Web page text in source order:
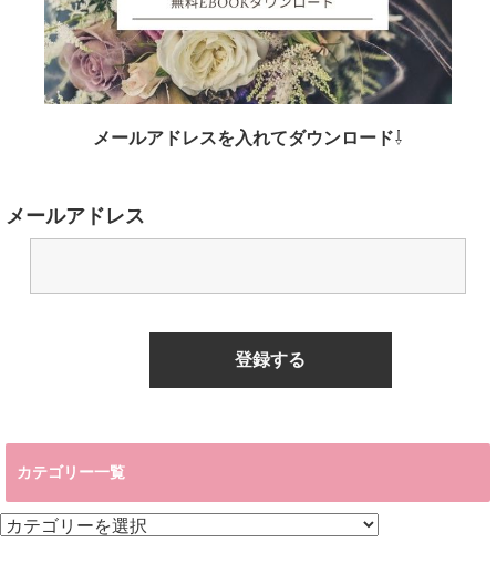
メールアドレスを入れてダウンロード⇩
メールアドレス
カテゴリー一覧
カ